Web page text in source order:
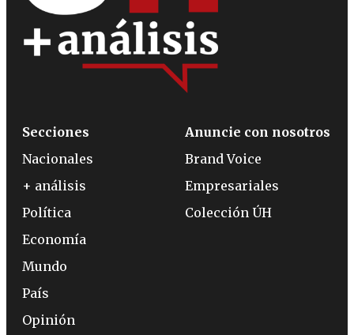
Secciones
Nacionales
+ análisis
Política
Economía
Mundo
País
Opinión
Anuncie con nosotros
Brand Voice
Empresariales
Colección ÚH